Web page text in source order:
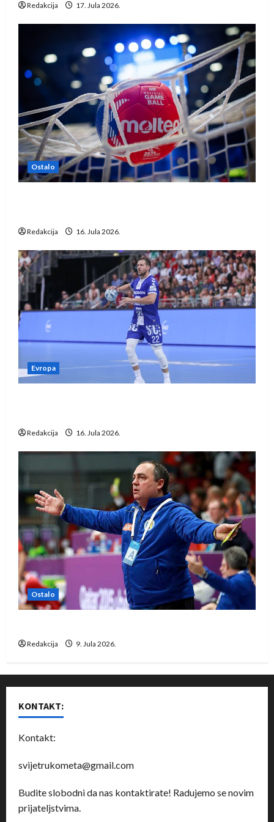
Redakcija 17. Jula 2026.
Ostalo
Redakcija 16. Jula 2026.
Evropa
Redakcija 16. Jula 2026.
Ostalo
Redakcija 9. Jula 2026.
KONTAKT:
Kontakt:
svijetrukometa@gmail.com
Budite slobodni da nas kontaktirate! Radujemo se novim
prijateljstvima.